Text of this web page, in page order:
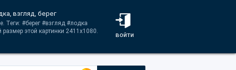
войти
взгляд, берег
Теги: #берег #взгляд #лодка
этой картинки 2411x1080.